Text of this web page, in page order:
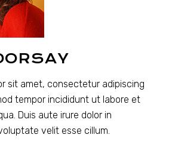
sit amet, consectetur adipiscing
tempor incididunt ut labore et
Duis aute irure dolor in
velit esse cillum.